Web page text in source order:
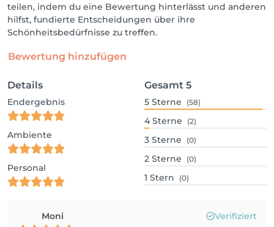
teilen, indem du eine Bewertung hinterlässt und anderen
hilfst, fundierte Entscheidungen über ihre
Schönheitsbedürfnisse zu treffen.
Bewertung hinzufügen
Details
Endergebnis
Ambiente
Personal
Gesamt 5
5 Sterne (58)
4 Sterne (2)
3 Sterne (0)
2 Sterne (0)
1 Stern (0)
Moni Verifiziert